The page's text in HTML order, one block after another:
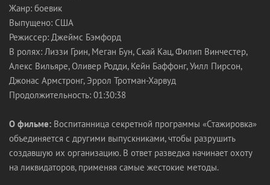
Жанр: боевик
Выпущено: США
Режиссер: Джеймс Бэмфорд
В ролях: Лиззи Грин, Меган Бун, Скай Кац, Филип Винчестер,
Алекс Вильяре, Оливер Родди, Кейн Баффонг, Уилл Пирсон,
Джонас Армстронг, Эррол Тротман-Харвуд
Продолжительность: 01:30:38
О фильме: Воспитанница секретной программы «Стажировка»
объединяется с другими выпускниками, чтобы разрушить
создавшую их организацию. В ответ разведка начинает охоту
на ликвидаторов, применяя самые жестокие методы.